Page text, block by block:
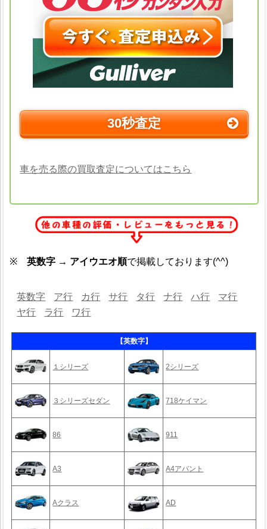
30秒査定
車を売る際の買取査定についてはこちら
※英数字 → アイウエオ順で掲載しております(^^)
英数字 ア行 カ行 サ行 タ行 ナ行 ハ行
マ行
ヤ行
ラ行 ワ行
【英数字】
１シリーズ 2シリーズ
３シリーズセダン 718ケイマン
86 911
A3 A4アバント
Aクラス AD